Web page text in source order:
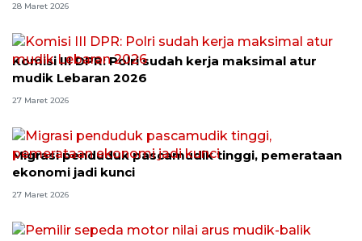
28 Maret 2026
Komisi III DPR: Polri sudah kerja maksimal atur
mudik Lebaran 2026
27 Maret 2026
Migrasi penduduk pascamudik tinggi, pemerataan
ekonomi jadi kunci
27 Maret 2026